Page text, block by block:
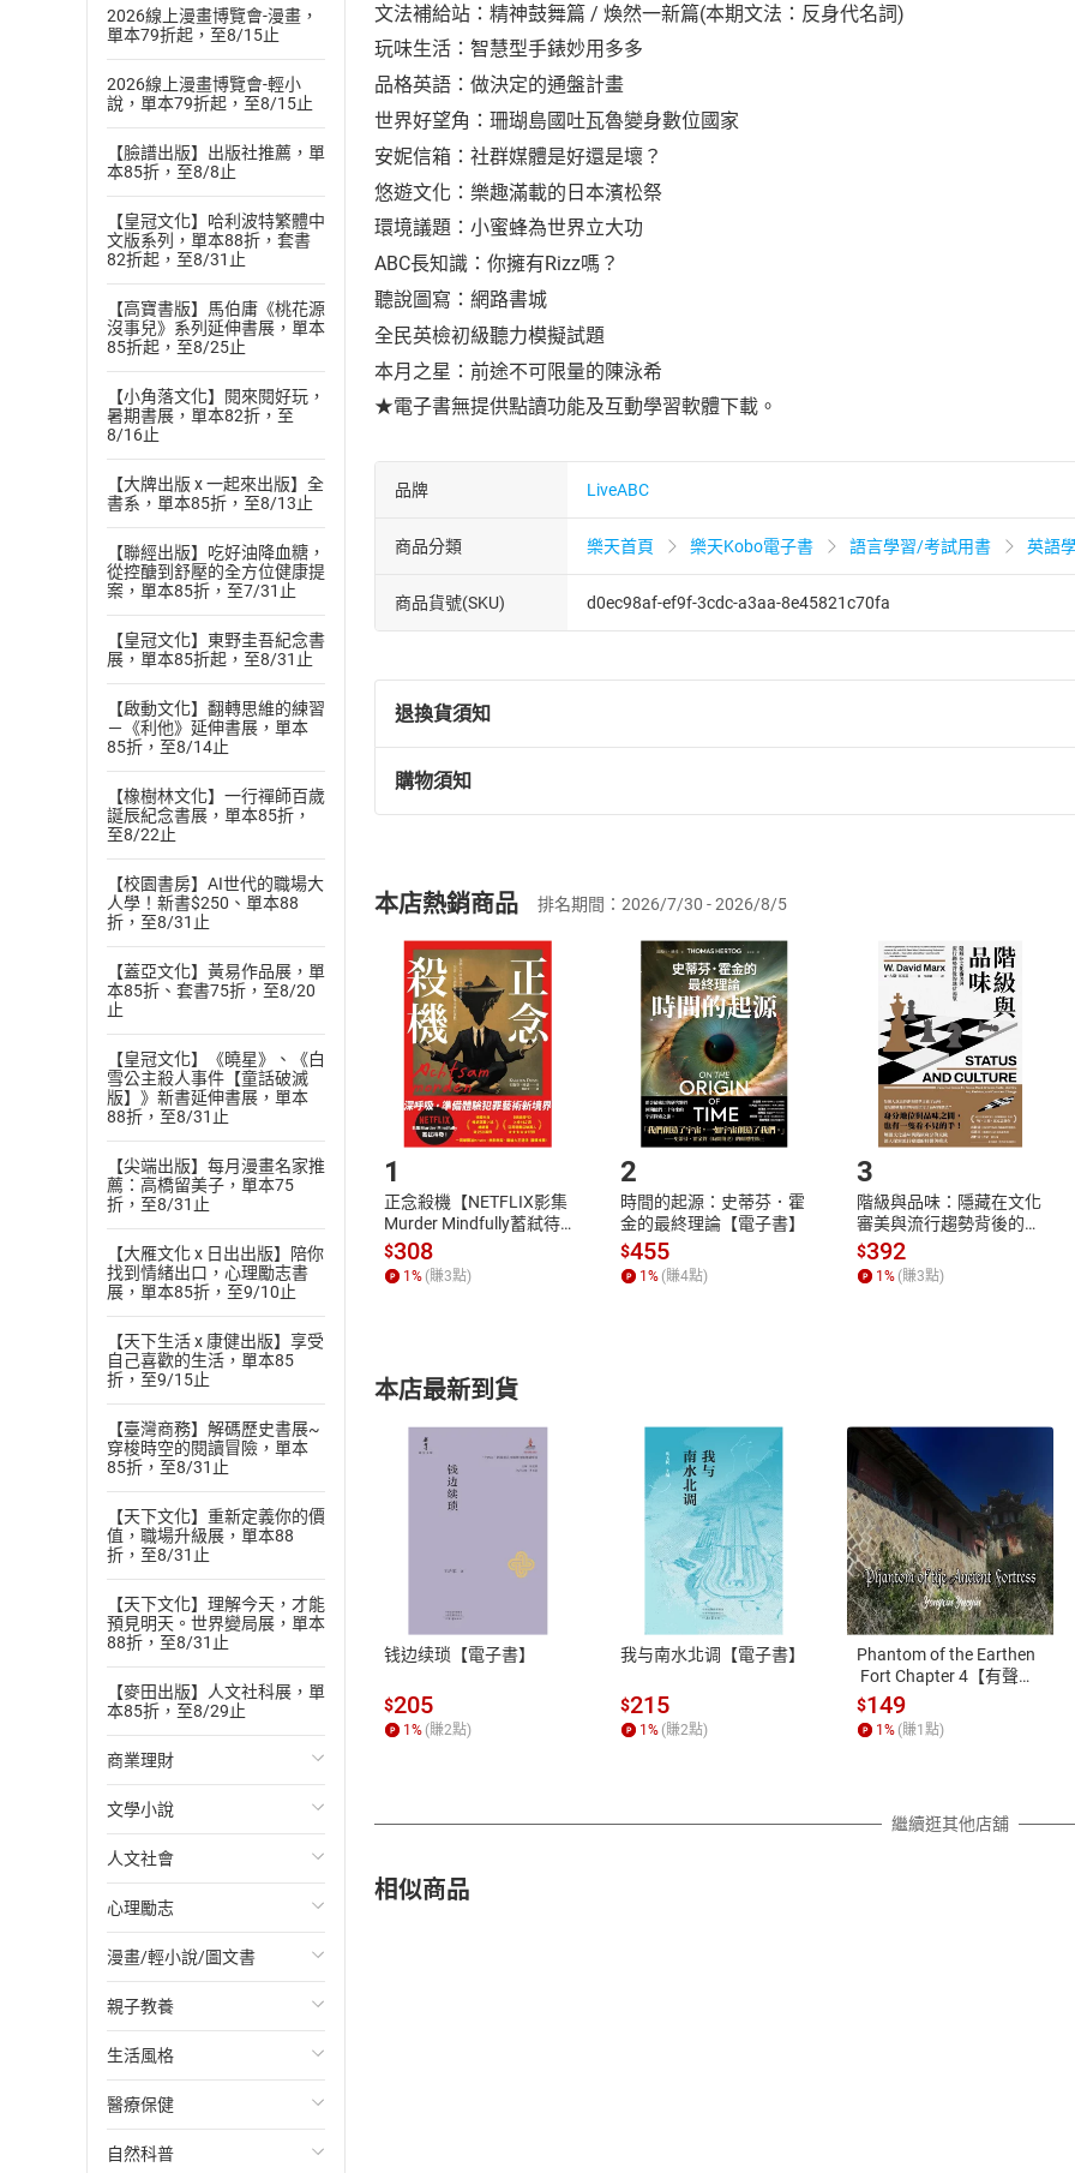
2026線上漫畫博覽會-漫畫，
單本79折起，至8/15止
2026線上漫畫博覽會-輕小
說，單本79折起，至8/15止
【臉譜出版】出版社推薦，單
本85折，至8/8止
【皇冠文化】哈利波特繁體中
文版系列，單本88折，套書
82折起，至8/31止
【高寶書版】馬伯庸《桃花源
沒事兒》系列延伸書展，單本
85折起，至8/25止
【小角落文化】閱來閱好玩，
暑期書展，單本82折，至
8/16止
【大牌出版 x 一起來出版】全
書系，單本85折，至8/13止
【聯經出版】吃好油降血糖，
從控醣到舒壓的全方位健康提
案，單本85折，至7/31止
【皇冠文化】東野圭吾紀念書
展，單本85折起，至8/31止
【啟動文化】翻轉思維的練習
－《利他》延伸書展，單本
85折，至8/14止
【橡樹林文化】一行禪師百歲
誕辰紀念書展，單本85折，
至8/22止
【校園書房】AI世代的職場大
人學！新書$250、單本88
折，至8/31止
【蓋亞文化】黃易作品展，單
本85折、套書75折，至8/20
止
【皇冠文化】《曉星》、《白
雪公主殺人事件【童話破滅
版】》新書延伸書展，單本
88折，至8/31止
【尖端出版】每月漫畫名家推
薦：高橋留美子，單本75
折，至8/31止
【大雁文化 x 日出出版】陪你
找到情緒出口，心理勵志書
展，單本85折，至9/10止
【天下生活 x 康健出版】享受
自己喜歡的生活，單本85
折，至9/15止
【臺灣商務】解碼歷史書展~
穿梭時空的閱讀冒險，單本
85折，至8/31止
【天下文化】重新定義你的價
值，職場升級展，單本88
折，至8/31止
【天下文化】理解今天，才能
預見明天。世界變局展，單本
88折，至8/31止
【麥田出版】人文社科展，單
本85折，至8/29止
商業理財
投資理財
經濟/趨勢
財務/金融
管理/領導
職場工作術
成功法
行銷/廣告
傳記
文學小說
歐美文學
日本文學
韓國文學
華文文學
經典文學
成長/家庭生活小說
懸疑/推理小說
人文社會
國際關係
政治
社會科學
台灣/中國歷史
日/韓歷史
其他歷史/史學
心理勵志
心靈成長/情緒
人際關係
兩性關係
心理學
漫畫/輕小說/圖文書
輕小說
奇幻/科幻
愛情故事
職場/社會寫實
親子教養
教育現場
兒童文學/故事
兒童科普/學習
生活風格
飲食/食譜
健身/美顏
醫療保健
健康/養生
自然科普
文法補給站：精神鼓舞篇 / 煥然一新篇(本期文法：反身代名詞)
玩味生活：智慧型手錶妙用多多
品格英語：做決定的通盤計畫
世界好望角：珊瑚島國吐瓦魯變身數位國家
安妮信箱：社群媒體是好還是壞？
悠遊文化：樂趣滿載的日本濱松祭
環境議題：小蜜蜂為世界立大功
ABC長知識：你擁有Rizz嗎？
聽說圖寫：網路書城
全民英檢初級聽力模擬試題
本月之星：前途不可限量的陳泳希
★電子書無提供點讀功能及互動學習軟體下載。
品牌 LiveABC
商品分類 樂天首頁 樂天Kobo電子書 語言學習/考試用書 英語
商品貨號(SKU) d0ec98af-ef9f-3cdc-a3aa-8e45821c70fa
退換貨須知
退換貨規定：
(一)依消費者保護法第19條第1項後段暨通訊交易解除權合理例外情事適用
(二)消費者訂購本店鋪之商品即代表知悉本店鋪所銷售之商品為電子書，
且已下載/存取電子書，不得請求退貨退款。
退貨方式：您欲取消訂單或辦理退貨時，請登入樂天市場，並於「我的訂單
貨」，本店鋪將依您的申請進行審核，待審核通過後將為您辦理退款事宜。
請注意，樂天市場須以整筆訂單為單位進行取消/退貨，恕無法以單支商品取
購物須知
挑選商品
Choose
放入購物車
Shopping cart
登入帳號
Login
購書後，如何開始使用？
Step1.選擇閱讀載具 Step2.登入
付款方式
ATM轉帳、信用卡、LINE PAY、AFTEE
退換貨規範
本店是否提供消費者保護法七日猶
之權利，遽消費者保護法及通訊交
除權合理例外情事適用準則，依商
質各有不同規定。詳細退換貨說明
照各商品說明。
本店熱銷商品 排名期間：2026/7/30 - 2026/8/5
1
正念殺機【NETFLIX影集
Murder Mindfully蓄弒待
發】【電子書】
$308
1 % (賺3點)
2
時間的起源：史蒂芬．霍
金的最終理論【電子書】
$455
1 % (賺4點)
3
階級與品味：隱藏在文化
審美與流行趨勢背後的地
位渴望【電子書】
$392
1 % (賺3點)
本店最新到貨
钱边续琐【電子書】
$205
1% (賺2點)
我与南水北调【電子書】
$215
1% (賺2點)
Phantom of the Earthen
Fort Chapter 4【有聲
書】
$149
1% (賺1點)
繼續逛其他店舖
相似商品